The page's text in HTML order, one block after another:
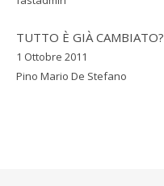
TUTTO È GIÀ CAMBIATO?
1 Ottobre 2011
Pino Mario De Stefano